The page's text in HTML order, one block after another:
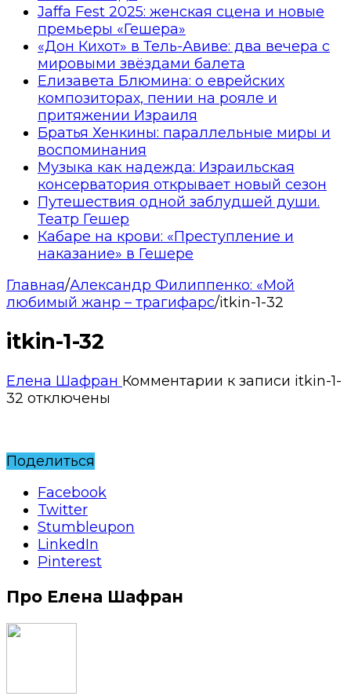
Jaffa Fest 2025: женская сцена и новые
премьеры «Гешера»
«Дон Кихот» в Тель-Авиве: два вечера с
мировыми звёздами балета
Елизавета Блюмина: о еврейских
композиторах, пении на рояле и
притяжении Израиля
Братья Хенкины: параллельные миры и
воспоминания
Музыка как надежда: Израильская
консерватория открывает новый сезон
Путешествия одной заблудшей души.
Театр Гешер
Кабаре на крови: «Преступление и
наказание» в Гешере
Главная/Александр Филиппенко: «Мой
любимый жанр – трагифарс/itkin-1-32
itkin-1-32
Елена Шафран Комментарии к записи itkin-1-
32 отключены
Поделиться
Facebook
Twitter
Stumbleupon
LinkedIn
Pinterest
Про Елена Шафран